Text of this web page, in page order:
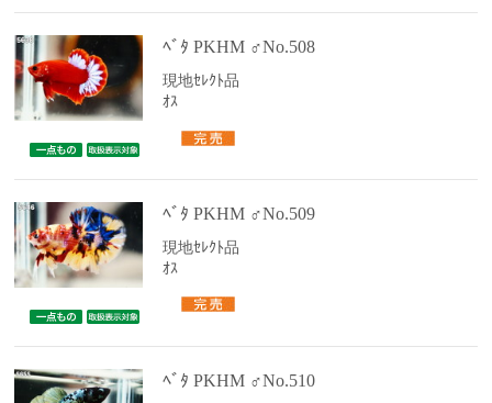
ﾍﾞﾀ PKHM ♂No.508
現地ｾﾚｸﾄ品
ｵｽ
ﾍﾞﾀ PKHM ♂No.509
現地ｾﾚｸﾄ品
ｵｽ
ﾍﾞﾀ PKHM ♂No.510